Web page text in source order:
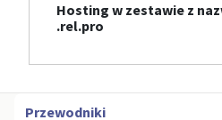
Hosting w zestawie z
.rel.pro
Przewodniki